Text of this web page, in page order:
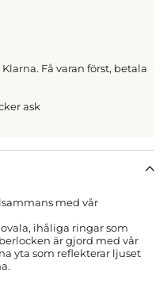
Få varan först, betala
ask
med vår
ihåliga ringar som
är gjord med vår
yta som reflekterar ljuset